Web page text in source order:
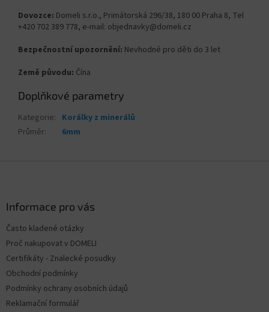
Dovozce: Domeli s.r.o., Primátorská 296/38, 180 00 Praha 8, Tel
+420 702 389 778, e-mail: objednavky@domeli.cz
Bezpečnostní upozornění: Nevhodné pro děti do 3 let
Země původu: Čína
Doplňkové parametry
Kategorie: Korálky z minerálů
Průměr: 6mm
Informace pro vás
Často kladené otázky
Proč nakupovat v DOMELI
Certifikáty - Znalecké posudky
Obchodní podmínky
Podmínky ochrany osobních údajů
Reklamační formulář